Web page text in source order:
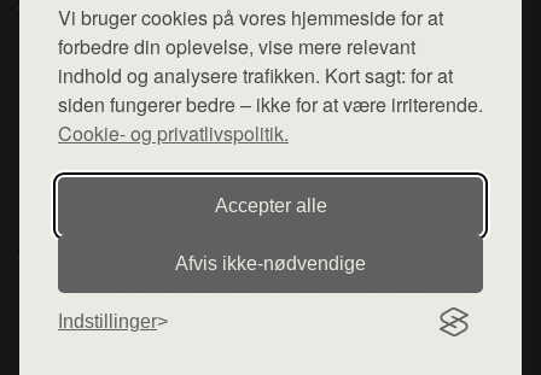
Vi bruger cookies på vores hjemmeside for at
forbedre din oplevelse, vise mere relevant
indhold og analysere trafikken. Kort sagt: for at
siden fungerer bedre – ikke for at være irriterende.
Cookie- og privatlivspolitik.
Accepter alle
Afvis ikke‑nødvendige
Indstillinger
Top Rabatter
Blog
Kontakt
Mail: hej@want.dk
Cookie- og privatlivspolitik
Denne side er en del af want.dk, der udgiver en række
hjemmesider med præsentation af forskellige produkter fra
diverse webshops. Der sælges ikke varer fra denne side - vi
varerne på lager.